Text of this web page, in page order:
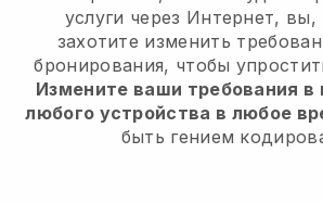
услуги через Интернет,
захотите изменить
бронирования, чтобы
Измените ваши требования в
любого устройства в любое
быть гением